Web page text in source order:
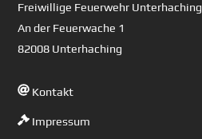
Freiwillige Feuerwehr Unterhaching
An der Feuerwache 1
82008 Unterhaching
Kontakt
Impressum